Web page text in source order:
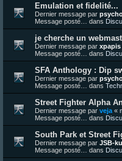
Emulation et fidelité...
Dernier message par
Message posté… dans
je cherche un
Dernier message par xpapis
Message posté… dans
SFA Anthology : Dip
Dernier message par
Message posté… dans
Street Fighter Alpha
Dernier message par veja «
Message posté… dans
South Park et Street
Dernier message par JSB-
Message posté… dans